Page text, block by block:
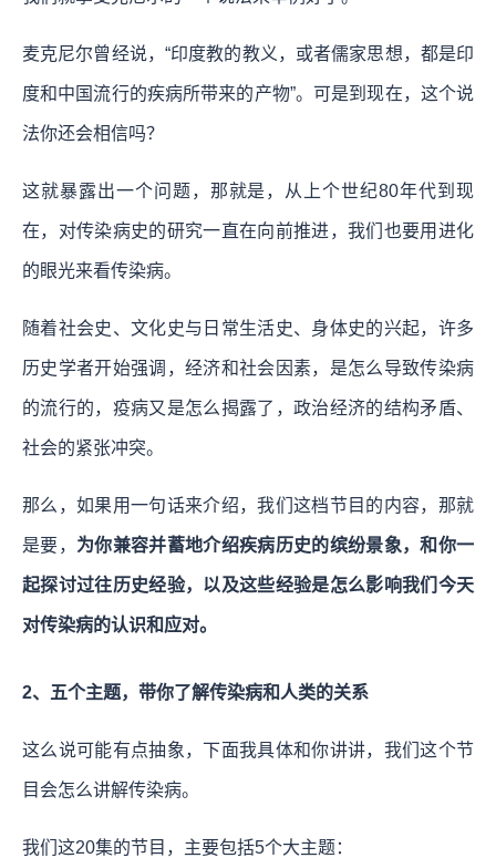
麦克尼尔曾经说，“印度教的教义，或者儒家思想，都是印
度和中国流行的疾病所带来的产物”。可是到现在，这个说
法你还会相信吗？
这就暴露出一个问题，那就是，从上个世纪80年代到现
在，对传染病史的研究一直在向前推进，我们也要用进化
的眼光来看传染病。
随着社会史、文化史与日常生活史、身体史的兴起，许多
历史学者开始强调，经济和社会因素，是怎么导致传染病
的流行的，疫病又是怎么揭露了，政治经济的结构矛盾、
社会的紧张冲突。
那么，如果用一句话来介绍，我们这档节目的内容，那就
是要， 为你兼容并蓄地介绍疾病历史的缤纷景象，和你一
起探讨过往历史经验，以及这些经验是怎么影响我们今天
对传染病的认识和应对。
2、五个主题，带你了解传染病和人类的关系
这么说可能有点抽象，下面我具体和你讲讲，我们这个节
目会怎么讲解传染病。
我们这20集的节目，主要包括5个大主题：